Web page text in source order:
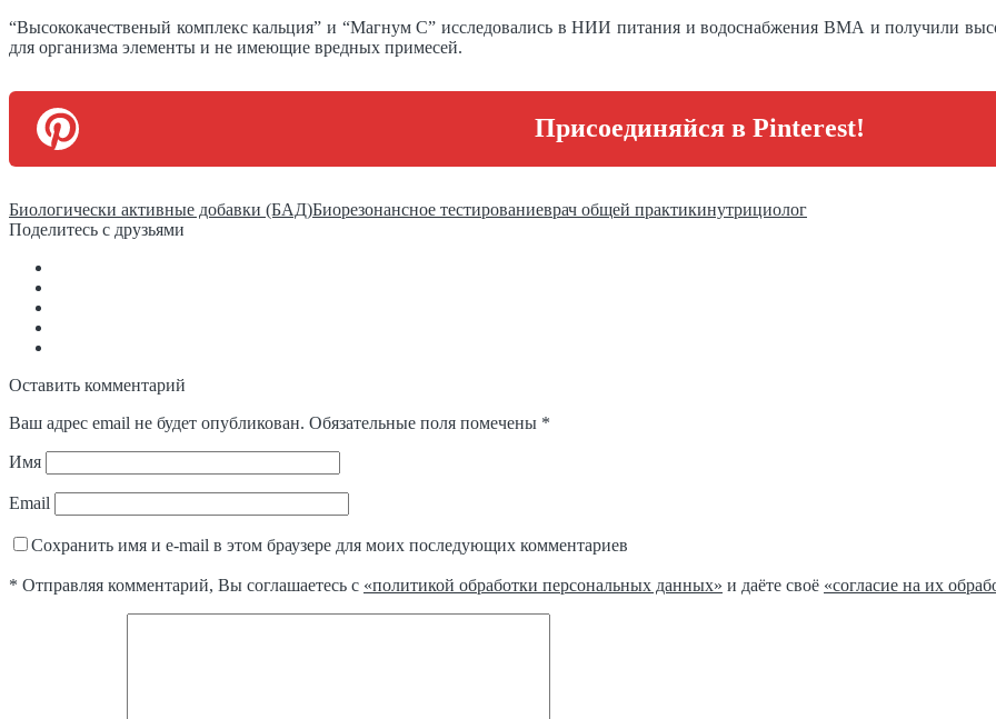
“Высококачественый комплекс кальция” и “Магнум С” исследовались в НИИ питания и водоснабжения ВМА и получили
для организма элементы и не имеющие вредных примесей.
Присоединяйся в Pinterest!
Биологически активные добавки (БАД)Биорезонансное тестированиеврач общей практикинутрициолог
Поделитесь с друзьями
Оставить комментарий
Ваш адрес email не будет опубликован. Обязательные поля помечены *
Имя
Email
Сохранить имя и e-mail в этом браузере для моих последующих комментариев
* Отправляя комментарий, Вы соглашаетесь с «политикой обработки персональных данных» и даёте своё «согласие на их